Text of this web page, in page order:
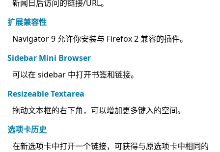
新闻日后访问的链接/URL。
扩展兼容性
Navigator 9 允许你安装与 Firefox 2 兼容的插件。
Sidebar Mini Browser
可以在 sidebar 中打开书签和链接。
Resizeable Textarea
拖动文本框的右下角，可以增加更多键入的空间。
选项卡历史
在新选项卡中打开一个链接，可获得与原选项卡中相同的